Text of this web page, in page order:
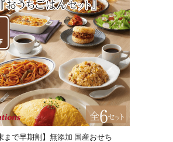
まで早期割】無添加 国産おせち